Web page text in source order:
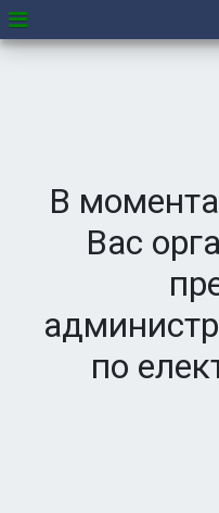
В
Вас
по